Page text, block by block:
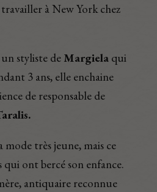
à New York chez
styliste de Margiela qui
3 ans, elle enchaine
de responsable de
très jeune, mais ce
qui ont bercé son enfance.
antiquaire reconnue